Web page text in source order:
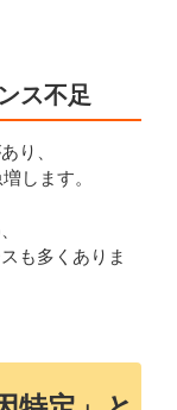
ス不足
り、
します。
も多くありま